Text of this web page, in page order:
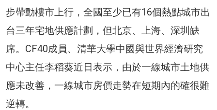
步帶動樓市上行，全國至少已有16個熱點城市出
台三年宅地供應計劃，但北京、上海、深圳缺
席。CF40成員、清華大學中國與世界經濟研究
中心主任李稻葵近日表示，由於一線城市土地供
應未改善，一線城市房價走勢在短期內的確很難
逆轉。